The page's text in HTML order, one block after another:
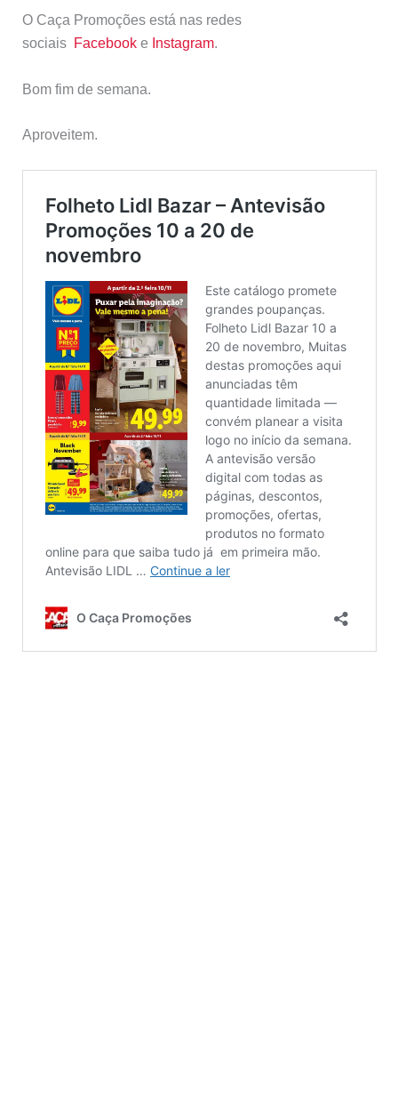
O Caça Promoções está nas redes
sociais Facebooke Instagram.
Bom fim de semana.
Aproveitem.